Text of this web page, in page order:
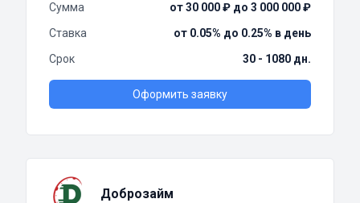
Сумма
от 30 000 ₽ до 3 000 000 ₽
Ставка
от 0.05% до 0.25% в день
Срок
30 - 1080 дн.
Оформить заявку
Доброзайм